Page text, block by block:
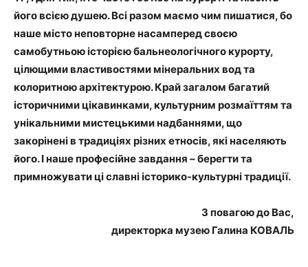
його всією душею. Всі разом маємо чим пишатися, бо
наше місто неповторне насамперед своєю
самобутньою історією бальнеологічного курорту,
цілющими властивостями мінеральних вод та
колоритною архітектурою. Край загалом багатий
історичними цікавинками, культурним розмаїттям та
унікальними мистецькими надбаннями, що
закорінені в традиціях різних етносів, які населяють
його. І наше професійне завдання – берегти та
примножувати ці славні історико-культурні традиції.
З повагою до Вас,
директорка музею Галина КОВАЛЬ